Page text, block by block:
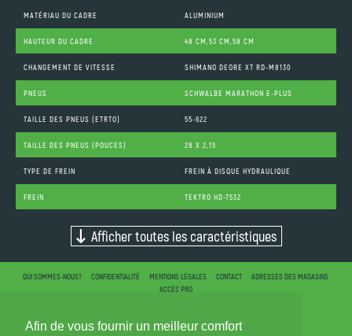
Afin de vous fournir un meilleur comfort
MATÉRIAU DU CADRE ALUMINIUM
HAUTEUR DU CADRE 48 CM,53 CM,58 CM
CHANGEMENT DE VITESSE SHIMANO DEORE XT RD-M8130
PNEUS SCHWALBE MARATHON E-PLUS
TAILLE DES PNEUS (ETRTO) 55-622
TAILLE DES PNEUS (POUCES) 28 X 2,15
TYPE DE FREIN FREIN À DISQUE HYDRAULIQUE
FREIN TEKTRO HD-T532
Afficher toutes les caractéristiques
QUI SOMMES-NOUS? CONFIDENTIALITÉ MENTIONS LÉGALES CONTACT
ADRESSES DES MAGASINS
ACCÈS PRO